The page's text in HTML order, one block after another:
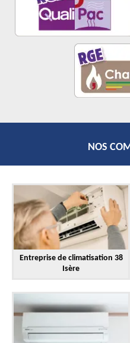
NOS
Entreprise de climatisation 38
Isère